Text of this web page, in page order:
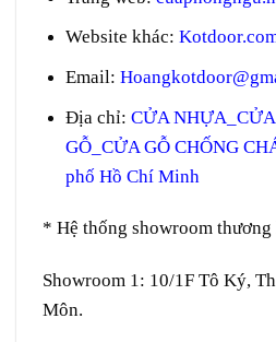
Website khác:
Email:
Địa chỉ: CỬA
GỖ_CỬA GỖ CHỐNG
phố Hồ Chí Minh
* Hệ thống showroom
Showroom 1: 10/1F Tô Ký,
Môn.